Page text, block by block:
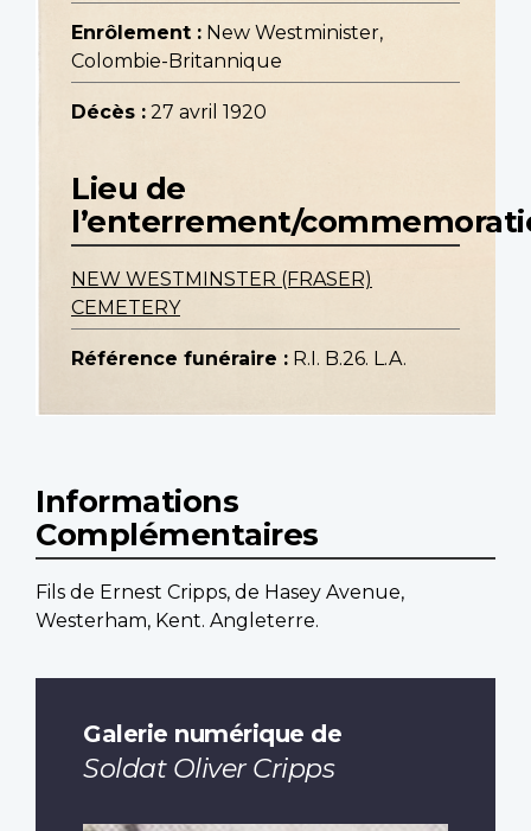
Enrôlement : New Westminister,
Colombie-Britannique
Décès : 27 avril 1920
Lieu de
l’enterrement/
NEW WESTMINSTER (FRASER)
CEMETERY
Référence funéraire : R.I. B.26. L.A.
Informations
Complémentaires
Fils de Ernest Cripps, de Hasey Avenue,
Westerham, Kent. Angleterre.
Galerie numérique de
Soldat Oliver Cripps